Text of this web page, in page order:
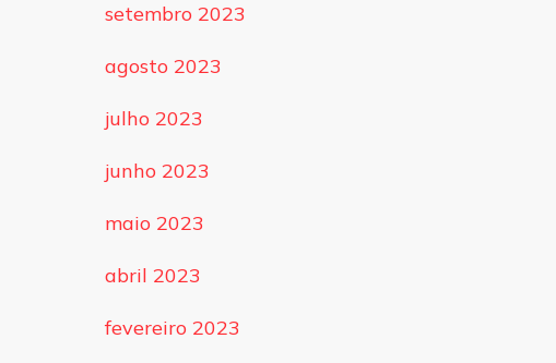
setembro 2023
agosto 2023
julho 2023
junho 2023
maio 2023
abril 2023
fevereiro 2023